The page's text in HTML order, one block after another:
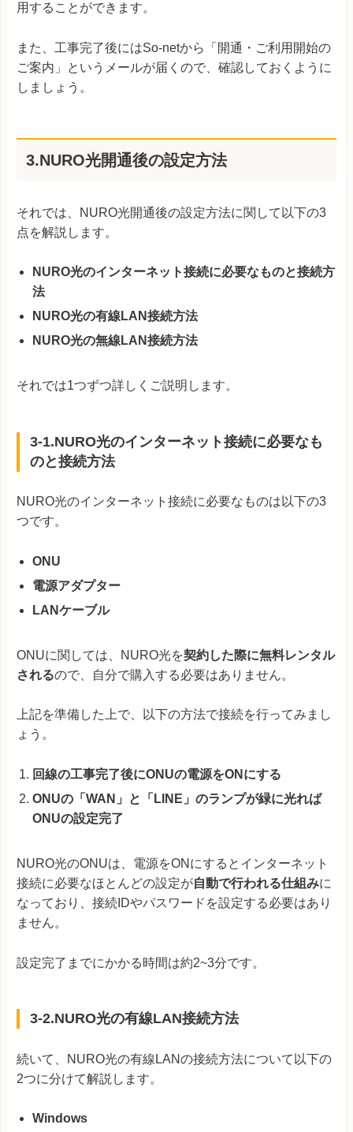
用することができます。
また、工事完了後にはSo-netから「開通・ご利用開始の
ご案内」というメールが届くので、確認しておくように
しましょう。
3.NURO光開通後の設定方法
それでは、NURO光開通後の設定方法に関して以下の3
点を解説します。
NURO光のインターネット接続に必要なものと接続方
法
NURO光の有線LAN接続方法
NURO光の無線LAN接続方法
それでは1つずつ詳しくご説明します。
3-1.NURO光のインターネット接続に必要なも
のと接続方法
NURO光のインターネット接続に必要なものは以下の3
つです。
ONU
電源アダプター
LANケーブル
ONUに関しては、NURO光を契約した際に無料レンタル
されるので、自分で購入する必要はありません。
上記を準備した上で、以下の方法で接続を行ってみまし
ょう。
回線の工事完了後にONUの電源をONにする
ONUの「WAN」と「LINE」のランプが緑に光れば
ONUの設定完了
NURO光のONUは、電源をONにするとインターネット
接続に必要なほとんどの設定が自動で行われる仕組みに
なっており、接続IDやパスワードを設定する必要はあり
ません。
設定完了までにかかる時間は約2~3分です。
3-2.NURO光の有線LAN接続方法
続いて、NURO光の有線LANの接続方法について以下の
2つに分けて解説します。
Windows